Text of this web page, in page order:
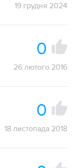
19 грудня 2024
0
26 лютого 2016
0
18 листопада 2018